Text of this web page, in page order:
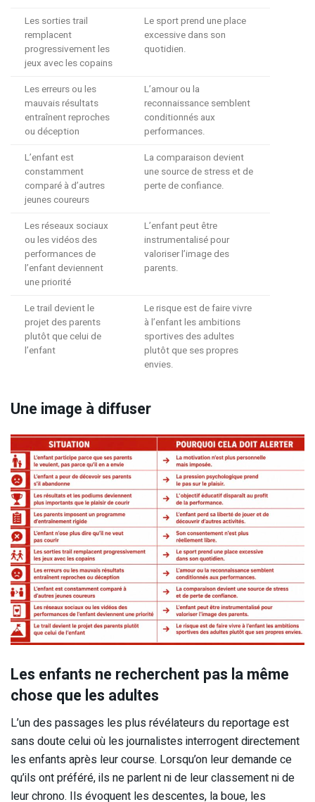
Les sorties trail
remplacent
progressivement les
jeux avec les copains
Le sport prend une place
excessive dans son
quotidien.
Les erreurs ou les
mauvais résultats
entraînent reproches
ou déception
L’amour ou la
reconnaissance semblent
conditionnés aux
performances.
L’enfant est
constamment
comparé à d’autres
jeunes coureurs
La comparaison devient
une source de stress et de
perte de confiance.
Les réseaux sociaux
ou les vidéos des
performances de
l’enfant deviennent
une priorité
L’enfant peut être
instrumentalisé pour
valoriser l’image des
parents.
Le trail devient le
projet des parents
plutôt que celui de
l’enfant
Le risque est de faire vivre
à l’enfant les ambitions
sportives des adultes
plutôt que ses propres
envies.
Une image à diffuser
Les enfants ne recherchent pas la même
chose que les adultes
L’un des passages les plus révélateurs du reportage est
sans doute celui où les journalistes interrogent directement
les enfants après leur course. Lorsqu’on leur demande ce
qu’ils ont préféré, ils ne parlent ni de leur classement ni de
leur chrono. Ils évoquent les descentes, la boue, les